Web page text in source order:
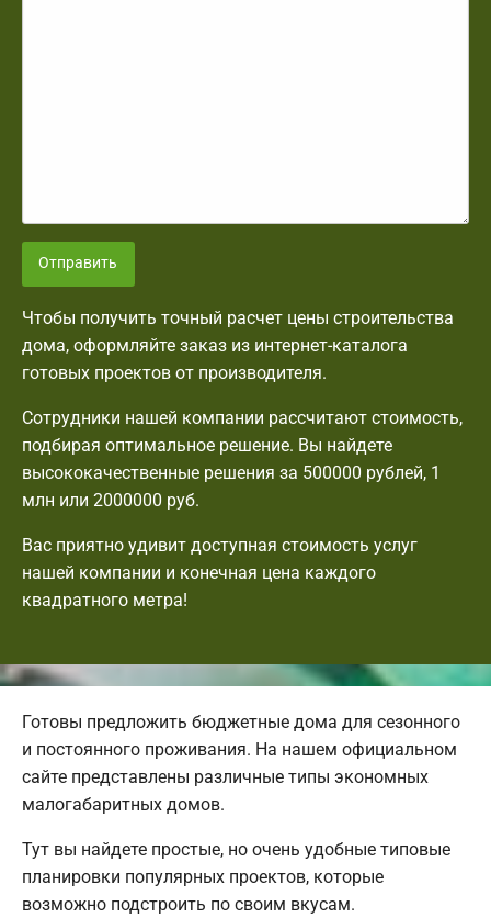
Отправить
Чтобы получить точный расчет цены строительства
дома, оформляйте заказ из интернет-каталога
готовых проектов от производителя.
Сотрудники нашей компании рассчитают стоимость,
подбирая оптимальное решение. Вы найдете
высококачественные решения за 500000 рублей, 1
млн или 2000000 руб.
Вас приятно удивит доступная стоимость услуг
нашей компании и конечная цена каждого
квадратного метра!
Готовы предложить бюджетные дома для сезонного
и постоянного проживания. На нашем официальном
сайте представлены различные типы экономных
малогабаритных домов.
Тут вы найдете простые, но очень удобные типовые
планировки популярных проектов, которые
возможно подстроить по своим вкусам.